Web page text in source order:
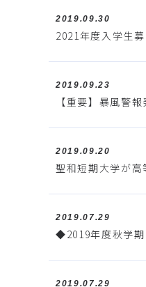
2019.09.30
2021年度入学生
2019.09.23
【重要】暴風警
2019.09.20
聖和短期大学が
2019.07.29
◆2019年度秋学期
2019.07.29